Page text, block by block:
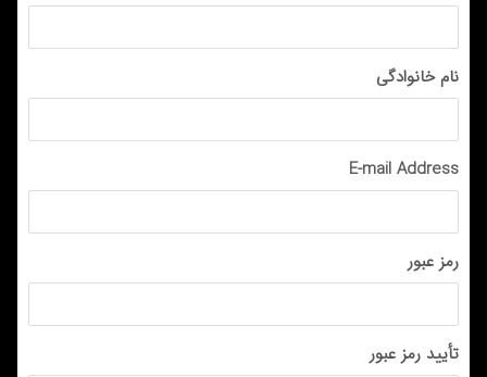
نام خانوادگی
E-mail Address
رمز عبور
تأیید رمز عبور